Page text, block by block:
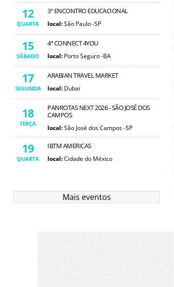
12
QUARTA
3º ENCONTRO EDUCACIONAL
local:São Paulo -SP
15
SÁBADO
4ª CONNECT 4YOU
local: Porto Seguro -BA
17
SEGUNDA
ARABIAN TRAVEL MARKET
local: Dubai
18
TERÇA
PANROTAS NEXT 2026 - SÃO JOSÉ DOS
CAMPOS
local:São José dos Campos -SP
19
QUARTA
IBTM AMERICAS
local:Cidade do México
Mais eventos